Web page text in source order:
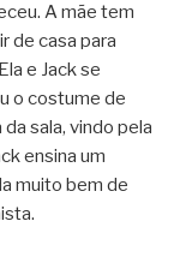
A mãe tem
de casa para
e Jack se
o costume de
sala, vindo pela
ensina um
muito bem de